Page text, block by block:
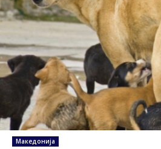
Македонија